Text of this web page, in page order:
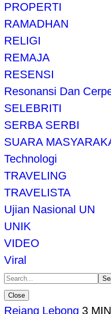
PROPERTI
RAMADHAN
RELIGI
REMAJA
RESENSI
Resonansi Dan
SELEBRITI
SERBA SERBI
SUARA
Technologi
TRAVELING
TRAVELISTA
Ujian Nasional UN
UNIK
VIDEO
Viral
Close
Rejang Lebong 3